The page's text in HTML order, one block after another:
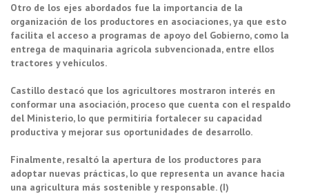
Otro de los ejes abordados fue la importancia de la
organización de los productores en asociaciones, ya que esto
facilita el acceso a programas de apoyo del Gobierno, como la
entrega de maquinaria agrícola subvencionada, entre ellos
tractores y vehículos.
Castillo destacó que los agricultores mostraron interés en
conformar una asociación, proceso que cuenta con el respaldo
del Ministerio, lo que permitiría fortalecer su capacidad
productiva y mejorar sus oportunidades de desarrollo.
Finalmente, resaltó la apertura de los productores para
adoptar nuevas prácticas, lo que representa un avance hacia
una agricultura más sostenible y responsable. (I)